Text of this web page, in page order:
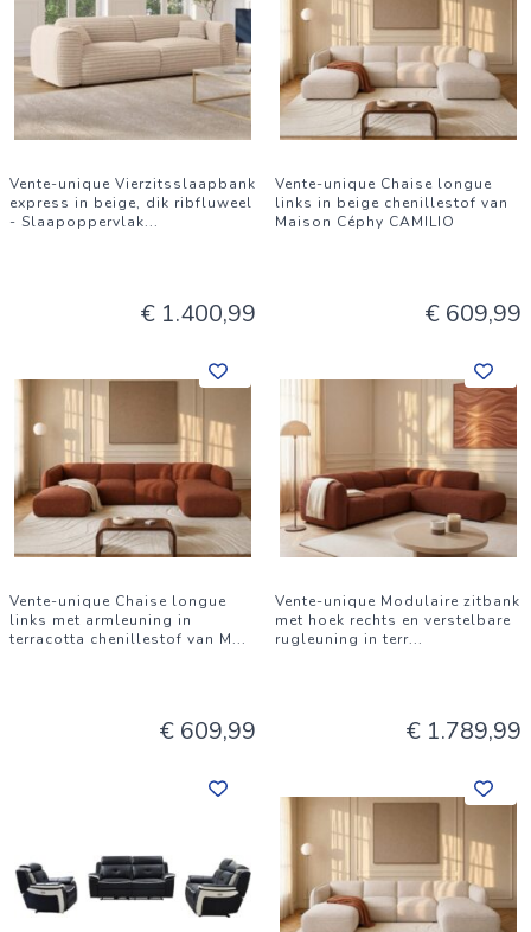
Vente-unique Vierzitsslaapbank
express in beige, dik ribfluweel
- Slaapoppervlak...
€ 1.400,99
Vente-unique Chaise longue
links in beige chenillestof van
Maison Céphy CAMILIO
€ 609,99
Vente-unique Chaise longue
links met armleuning in
terracotta chenillestof van M...
€ 609,99
Vente-unique Modulaire zitbank
met hoek rechts en verstelbare
rugleuning in terr...
€ 1.789,99